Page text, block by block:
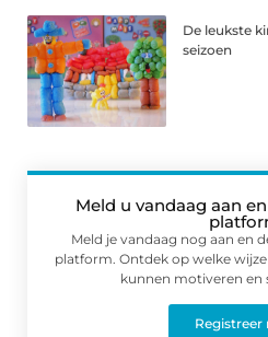
De leukste
seizoen
Meld u vandaag aan
Meld je vandaag nog aan en
platform. Ontdek op welke
kunnen motiveren en
Registreer